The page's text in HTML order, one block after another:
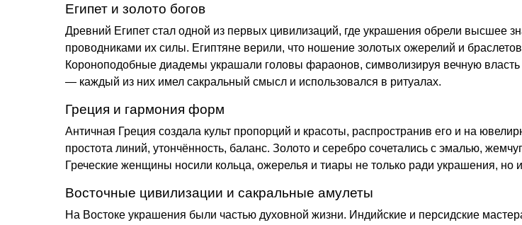
Египет и золото богов
Древний Египет стал одной из первых цивилизаций, где украшения обрели высшее
проводниками их силы. Египтяне верили, что ношение золотых ожерелий и
Короноподобные диадемы украшали головы фараонов, символизируя вечную
— каждый из них имел сакральный смысл и использовался в ритуалах.
Греция и гармония форм
Античная Греция создала культ пропорций и красоты, распространив его и на
простота линий, утончённость, баланс. Золото и серебро сочетались с эмалью,
Греческие женщины носили кольца, ожерелья и тиары не только ради украшения, но
Восточные цивилизации и сакральные амулеты
На Востоке украшения были частью духовной жизни. Индийские и персидские